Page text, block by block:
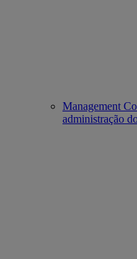
Management
administração